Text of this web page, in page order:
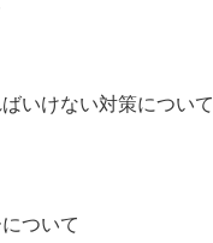
いけない対策について
ついて